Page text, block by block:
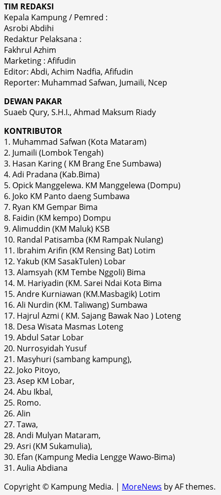
TIM REDAKSI
Kepala Kampung / Pemred :
Asrobi Abdihi
Redaktur Pelaksana :
Fakhrul Azhim
Marketing : Afifudin
Editor: Abdi, Achim Nadfia, Afifudin
Reporter: Muhammad Safwan, Jumaili, Ncep
DEWAN PAKAR
Suaeb Qury, S.H.I., Ahmad Maksum Riady
KONTRIBUTOR
1. Muhammad Safwan (Kota Mataram)
2. Jumaili (Lombok Tengah)
3. Hasan Karing ( KM Brang Ene Sumbawa)
4. Adi Pradana (Kab.Bima)
5. Opick Manggelewa. KM Manggelewa (Dompu)
6. Joko KM Panto daeng Sumbawa
7. Ryan KM Gempar Bima
8. Faidin (KM kempo) Dompu
9. Alimuddin (KM Maluk) KSB
10. Randal Patisamba (KM Rampak Nulang)
11. Ibrahim Arifin (KM Rensing Bat) Lotim
12. Yakub (KM SasakTulen) Lobar
13. Alamsyah (KM Tembe Nggoli) Bima
14. M. Hariyadin (KM. Sarei Ndai Kota Bima
15. Andre Kurniawan (KM.Masbagik) Lotim
16. Ali Nurdin (KM. Taliwang) Sumbawa
17. Hajrul Azmi ( KM. Sajang Bawak Nao ) Loteng
18. Desa Wisata Masmas Loteng
19. Abdul Satar Lobar
20. Nurrosyidah Yusuf
21. Masyhuri (sambang kampung),
22. Joko Pitoyo,
23. Asep KM Lobar,
24. Abu Ikbal,
25. Romo.
26. Alin
27. Tawa,
28. Andi Mulyan Mataram,
29. Asri (KM Sukamulia),
30. Efan (Kampung Media Lengge Wawo-Bima)
31. Aulia Abdiana
Copyright © Kampung Media. | MoreNews by AF themes.